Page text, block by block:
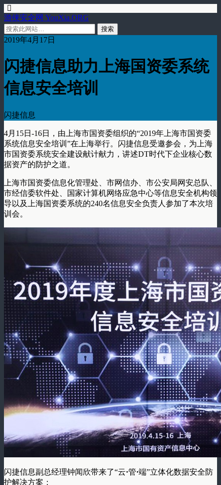
游侠安全网 YouXia.ORG
2019年4月17日
闪捷信息助力上海国资委系统
信息安全培训
闪捷信息
4月15日-16日，由上海市国资委组织的“2019年上海市国资委
系统信息安全培训”在上海举行。闪捷信息受邀参会，为上海
市国资委系统安全建设献计献力，讲述DT时代下企业核心数
据资产的防护之道。
上海市国资委信息化管理处、市网信办、市公安局网安总队、
市经信委软件处、国家计算机网络应急中心等信息安全机构领
导以及上海国资委系统的240名信息安全负责人参加了本次培
训会。
闪捷信息副总经理钟闻欣带来了“云·管·端”立体化数据安全防
护解决方案：